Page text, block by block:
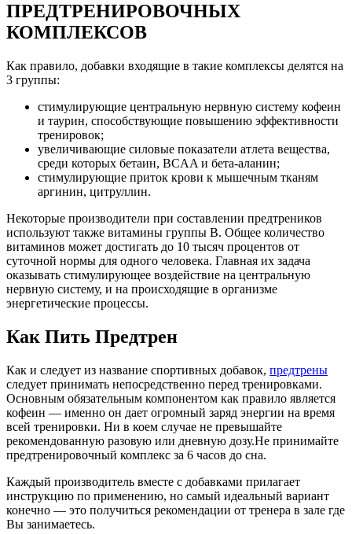
ПРЕДТРЕНИРОВОЧНЫХ
КОМПЛЕКСОВ
Как правило, добавки входящие в такие комплексы делятся на
3 группы:
стимулирующие центральную нервную систему кофеин
и таурин, способствующие повышению эффективности
тренировок;
увеличивающие силовые показатели атлета вещества,
среди которых бетаин, BCAA и бета-аланин;
стимулирующие приток крови к мышечным тканям
аргинин, цитруллин.
Некоторые производители при составлении предтреников
используют также витамины группы B. Общее количество
витаминов может достигать до 10 тысяч процентов от
суточной нормы для одного человека. Главная их задача
оказывать стимулирующее воздействие на центральную
нервную систему, и на происходящие в организме
энергетические процессы.
Как Пить Предтрен
Как и следует из название спортивных добавок, предтрены
следует принимать непосредственно перед тренировками.
Основным обязательным компонентом как правило является
кофеин — именно он дает огромный заряд энергии на время
всей тренировки. Ни в коем случае не превышайте
рекомендованную разовую или дневную дозу.Не принимайте
предтренировочный комплекс за 6 часов до сна.
Каждый производитель вместе с добавками прилагает
инструкцию по применению, но самый идеальный вариант
конечно — это получиться рекомендации от тренера в зале где
Вы занимаетесь.